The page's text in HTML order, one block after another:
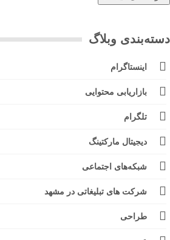
وبلاگ
اینستاگرام
بازاریابی محتوایی
تلگرام
دیجیتال مارکتینگ
شبکه‌های اجتماعی
شرکت های تبلیغاتی در مشهد
طراحی